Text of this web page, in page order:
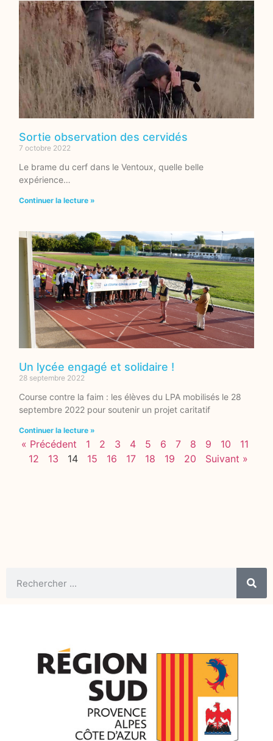
Sortie observation des cervidés
7 octobre 2022
Le brame du cerf dans le Ventoux, quelle belle
expérience…
Continuer la lecture »
Un lycée engagé et solidaire !
28 septembre 2022
Course contre la faim : les élèves du LPA mobilisés le 28
septembre 2022 pour soutenir un projet caritatif
Continuer la lecture »
« Précédent 1 2 3 4 5 6 7 8 9 10
11
12
13 14 15 16 17 18 19 20 Suivant »